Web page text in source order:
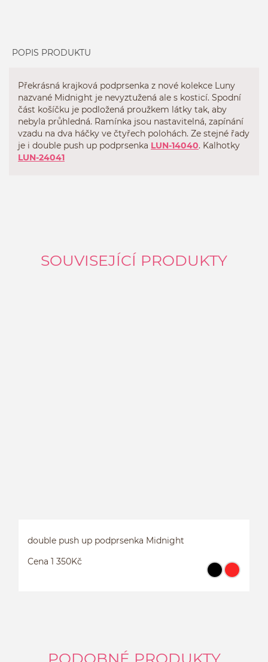
POPIS PRODUKTU
Překrásná krajková podprsenka z nové kolekce Luny
nazvané Midnight je nevyztužená ale s kosticí. Spodní
část košíčku je podložená proužkem látky tak, aby
nebyla průhledná. Ramínka jsou nastavitelná, zapínání
vzadu na dva háčky ve čtyřech polohách. Ze stejné řady
je i double push up podprsenka LUN-14040. Kalhotky
LUN-24041
SOUVISEJÍCÍ PRODUKTY
double push up podprsenka Midnight
Cena 1 350Kč
PODOBNÉ PRODUKTY